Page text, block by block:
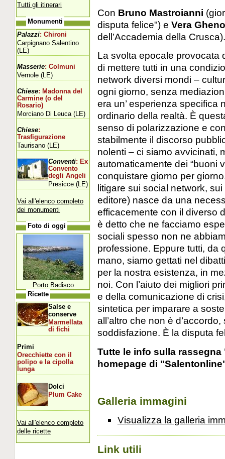
Con Bruno Mastroianni
disputa felice") e Vera
dell’Accademia della Crusca).
La svolta epocale provocata
di mettere tutti in una
network diversi mondi –
ogni giorno, senza
era un’ esperienza specifica
ordinario della realtà. È
senso di polarizzazione e
stabilmente il discorso
nolenti – ci siamo avvicinati,
automaticamente dei “buoni
conquistare giorno per
litigare sui social network,
editore) nasce da una
efficacemente con il diverso
è detto che ne facciamo
sociali spesso non ne
professione. Eppure tutti, da
mano, siamo gettati nel
per la nostra esistenza, in
noi. Con l’aiuto dei migliori
e della comunicazione di
sintetica per imparare a
all’altro che non è
soddisfazione. È la disputa
Tutte le info sulla
homepage di
Galleria immagini
Visualizza la galleria
Link utili
Tutti gli itinerari
Monumenti
Palazzi: Chironi
Carpignano Salentino
(LE)
Masserie: Colmuni
Vernole (LE)
Chiese: Madonna del
Carmine (o del
Rosario)
Morciano Di Leuca (LE)
Chiese:
Trasfigurazione
Taurisano (LE)
Conventi: Ex
Convento
degli Angeli
Presicce (LE)
Vai all'elenco completo
dei monumenti
Foto di oggi
Porto Badisco
Ricette
Salse e
conserve
Marmellata
di fichi
Primi
Orecchiette con il
polipo e la cipolla
lunga
Dolci
Plum Cake
Vai all'elenco completo
delle ricette